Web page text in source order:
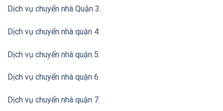
Dịch vụ chuyển nhà Quận 3.
Dịch vụ chuyển nhà quận 4.
Dịch vụ chuyển nhà quận 5.
Dịch vụ chuyển nhà quận 6.
Dịch vụ chuyển nhà quận 7.